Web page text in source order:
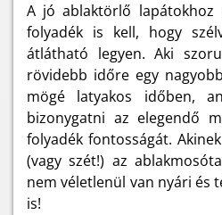
A jó ablaktörlő lapátokhoz
folyadék is kell, hogy
átlátható legyen. Aki
rövidebb időre egy
mögé latyakos időben,
bizonygatni az elegendő
folyadék fontosságát.
(vagy szét!) az
nem véletlenül van nyári és
is!